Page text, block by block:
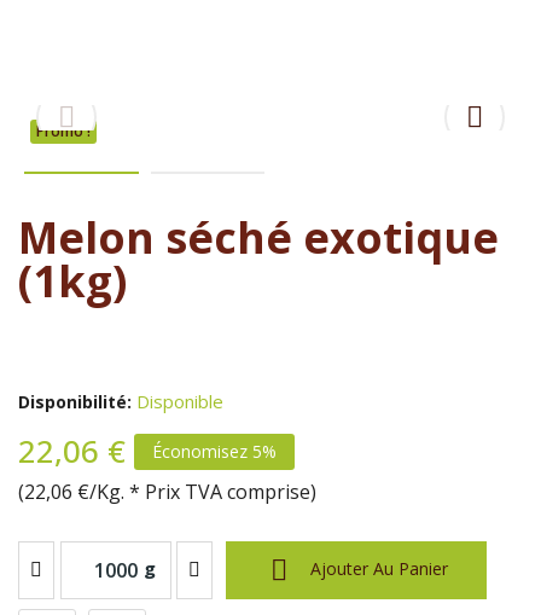
Promo !
Melon séché exotique
(1kg)
Disponibilité: Disponible
22,06 € Économisez 5%
(22,06 €/Kg. * Prix TVA comprise)
g  Ajouter Au Panier